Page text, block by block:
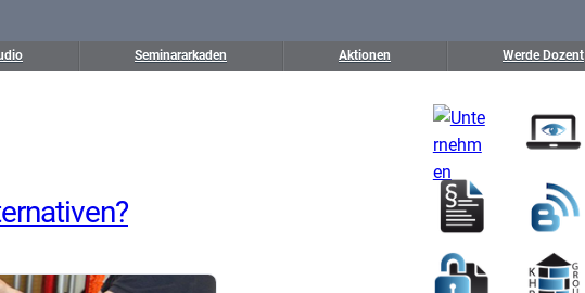
Seminararkaden Aktionen Werde Dozent